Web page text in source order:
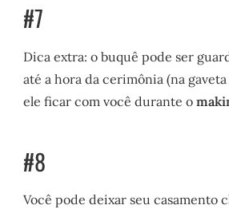
#7
Dica extra: o buquê pode ser
até a hora da cerimônia (na
ele ficar com você durante o
#8
Você pode deixar seu casamento